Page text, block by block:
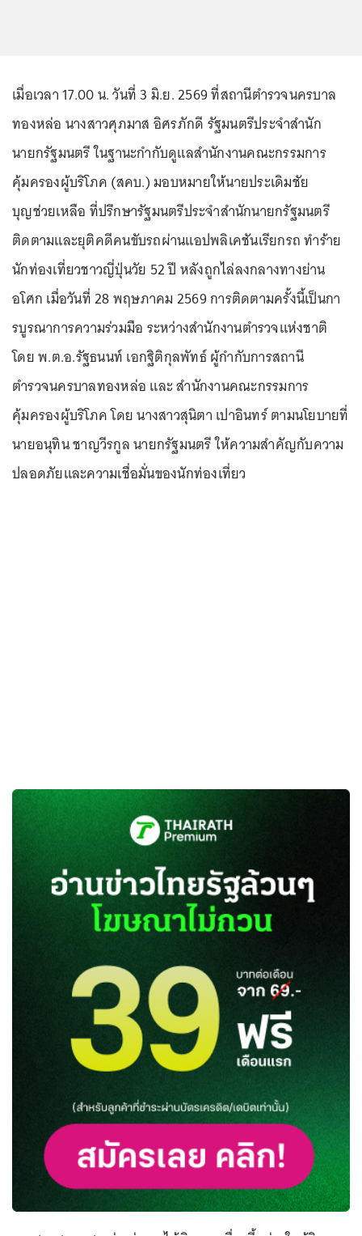
เมื่อเวลา 17.00 น. วันที่ 3 มิ.ย. 2569 ที่สถานีตำรวจนครบาล
ทองหล่อ นางสาวศุภมาส อิศรภักดี รัฐมนตรีประจำสำนัก
นายกรัฐมนตรี ในฐานะกำกับดูแลสำนักงานคณะกรรมการ
คุ้มครองผู้บริโภค (สคบ.) มอบหมายให้นายประเดิมชัย
บุญช่วยเหลือ ที่ปรึกษารัฐมนตรีประจำสำนักนายกรัฐมนตรี
ติดตามและยุติคดีคนขับรถผ่านแอปพลิเคชันเรียกรถ ทำร้าย
นักท่องเที่ยวชาวญี่ปุ่นวัย 52 ปี หลังถูกไล่ลงกลางทางย่าน
อโศก เมื่อวันที่ 28 พฤษภาคม 2569 การติดตามครั้งนี้เป็นกา
รบูรณาการความร่วมมือ ระหว่างสำนักงานตำรวจแห่งชาติ
โดย พ.ต.อ.รัฐธนนท์ เอกฐิติกุลพัทธ์ ผู้กำกับการสถานี
ตำรวจนครบาลทองหล่อ และ สำนักงานคณะกรรมการ
คุ้มครองผู้บริโภค โดย นางสาวสุนิตา เปาอินทร์ ตามนโยบายที่
นายอนุทิน ชาญวีรกูล นายกรัฐมนตรี ให้ความสำคัญกับความ
ปลอดภัยและความเชื่อมั่นของนักท่องเที่ยว